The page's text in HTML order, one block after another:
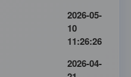
2026-05-
10
11:26:26
2026-04-